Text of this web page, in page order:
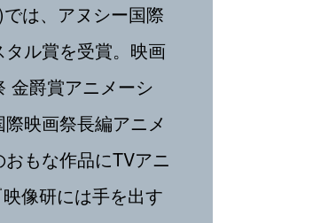
は、アヌシー国際
ル賞を受賞。映画
金爵賞アニメーシ
映画祭長編アニメ
もな作品にTVアニ
像研には手を出す